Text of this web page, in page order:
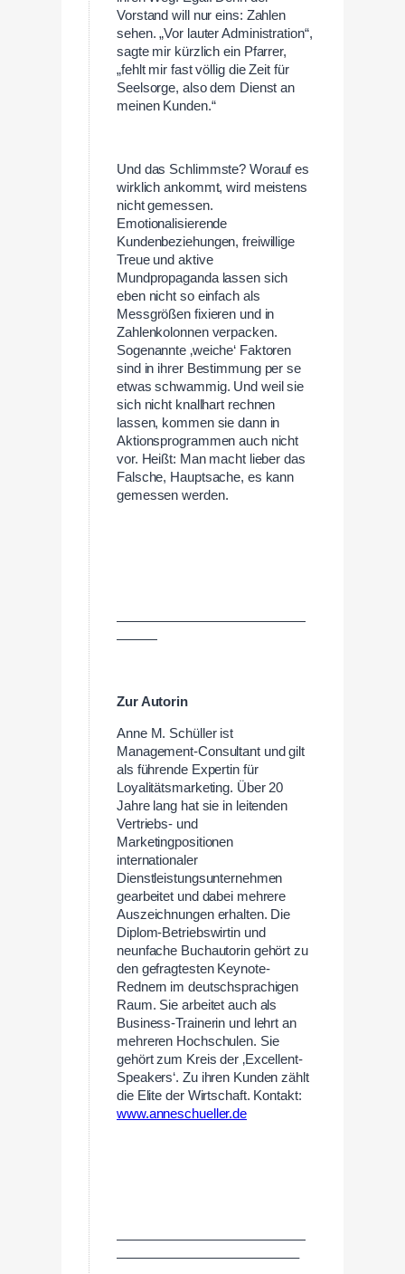
Vorstand will nur eins: Zahlen
sehen. „Vor lauter Administration“,
sagte mir kürzlich ein Pfarrer,
„fehlt mir fast völlig die Zeit für
Seelsorge, also dem Dienst an
meinen Kunden.“
Und das Schlimmste? Worauf es
wirklich ankommt, wird meistens
nicht gemessen.
Emotionalisierende
Kundenbeziehungen, freiwillige
Treue und aktive
Mundpropaganda lassen sich
eben nicht so einfach als
Messgrößen fixieren und in
Zahlenkolonnen verpacken.
Sogenannte ‚weiche‘ Faktoren
sind in ihrer Bestimmung per se
etwas schwammig. Und weil sie
sich nicht knallhart rechnen
lassen, kommen sie dann in
Aktionsprogrammen auch nicht
vor. Heißt: Man macht lieber das
Falsche, Hauptsache, es kann
gemessen werden.
——————————————
———
Zur Autorin
Anne M. Schüller ist
Management-Consultant und gilt
als führende Expertin für
Loyalitätsmarketing. Über 20
Jahre lang hat sie in leitenden
Vertriebs- und
Marketingpositionen
internationaler
Dienstleistungsunternehmen
gearbeitet und dabei mehrere
Auszeichnungen erhalten. Die
Diplom-Betriebswirtin und
neunfache Buchautorin gehört zu
den gefragtesten Keynote-
Rednern im deutschsprachigen
Raum. Sie arbeitet auch als
Business-Trainerin und lehrt an
mehreren Hochschulen. Sie
gehört zum Kreis der ‚Excellent-
Speakers‘. Zu ihren Kunden zählt
die Elite der Wirtschaft. Kontakt:
www.anneschueller.de
——————————————
—————————————–